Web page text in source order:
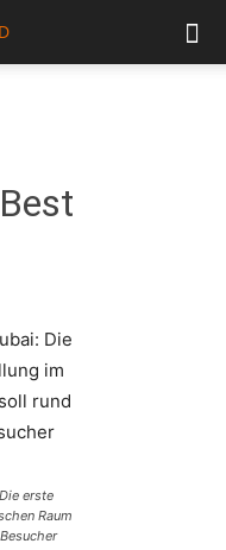
erste
Raum